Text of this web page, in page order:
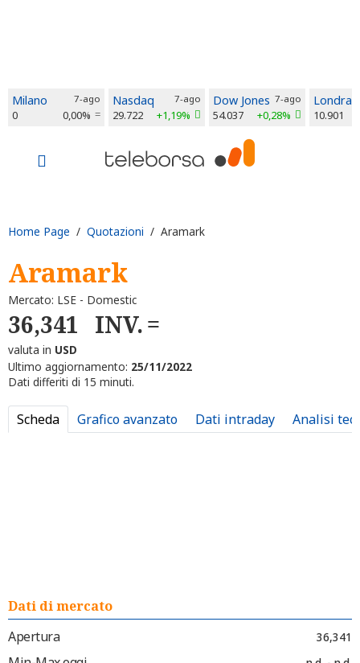
Milano 7-ago
0 0,00%
Nasdaq 7-ago
29.722 +1,19%
Dow Jones 7-ago
54.037 +0,28%
Londra
10.901
Home Page / Quotazioni / Aramark
Aramark
Mercato: LSE - Domestic
36,341 INV.
valuta in USD
Ultimo aggiornamento: 25/11/2022
Dati differiti di 15 minuti.
Scheda Grafico avanzato Dati intraday Analisi
Dati di mercato
Apertura
36,341